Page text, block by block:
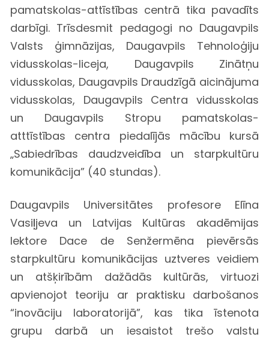
pamatskolas-attīstības centrā tika pavadīts
darbīgi. Trīsdesmit pedagogi no Daugavpils
Valsts ģimnāzijas, Daugavpils Tehnoloģiju
vidusskolas-liceja, Daugavpils Zinātņu
vidusskolas, Daugavpils Draudzīgā aicinājuma
vidusskolas, Daugavpils Centra vidusskolas
un Daugavpils Stropu pamatskolas-
atttīstības centra piedalījās mācību kursā
„Sabiedrības daudzveidība un starpkultūru
komunikācija” (40 stundas).
Daugavpils Universitātes profesore Elīna
Vasiļjeva un Latvijas Kultūras akadēmijas
lektore Dace de Senžermēna pievērsās
starpkultūru komunikācijas uztveres veidiem
un atšķirībām dažādās kultūrās, virtuozi
apvienojot teoriju ar praktisku darbošanos
“inovāciju laboratorijā”, kas tika īstenota
grupu darbā un iesaistot trešo valstu